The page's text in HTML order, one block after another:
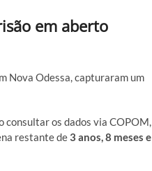
em aberto
Nova Odessa, capturaram um
consultar os dados via COPOM,
restante de3 anos, 8 meses e